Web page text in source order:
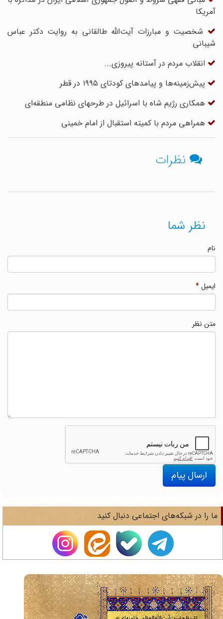
آمریکا
شخصیت و مبارزات آیت‌الله طالقانی به روایت دکتر عباس
شیبانی
انقلاب مردم در آستانه پیروزی...
پیش‌‌زمینه‌ها و پیامدهای کودتای ۱۹۹۵ در قطر
همکاری رژیم شاه با اسرائیل در طرحهای نظامی منطقه‌ای
همراهی مردم با کمیته استقبال از امام خمینی
نظرات
نظر شما
ایمیل*
متن نظر
ارسال پیام
را در شبکه‌های اجتماعی دنبال کنید